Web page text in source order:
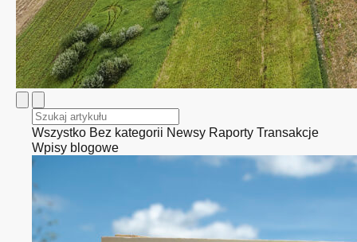
Wszystko Bez kategorii Newsy Raporty Transakcje
Wpisy blogowe